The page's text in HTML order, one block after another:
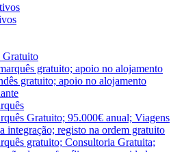
Gratuito
gratuito; apoio no alojamento
gratuito; apoio no alojamento
Gratuito; 95.000€ anual; Viagens
integração; registo na ordem gratuito
gratuito; Consultoria Gratuita;